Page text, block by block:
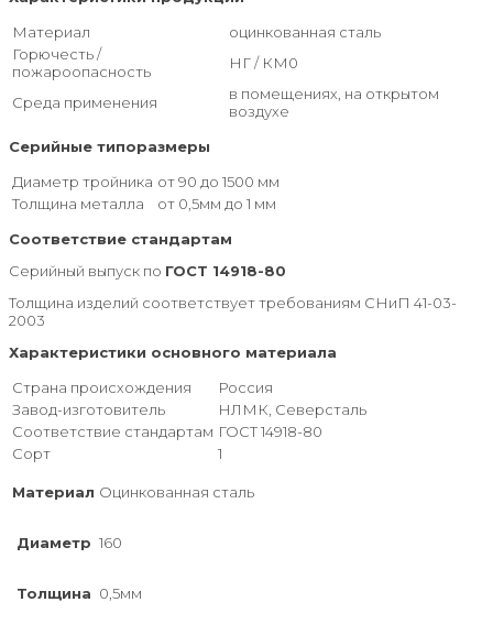
Материал
оцинкованная сталь
Горючесть /
пожароопасность
НГ / КМ0
Среда применения
в помещениях, на открытом
воздухе
Серийные типоразмеры
Диаметр тройника от 90 до 1500 мм
Толщина металла
от 0,5мм до 1 мм
Соответствие стандартам
Серийный выпуск по ГОСТ 14918-80
Толщина изделий соответствует требованиям СНиП 41-03-
2003
Характеристики основного материала
Страна происхождения
Россия
Завод-изготовитель
НЛМК, Северсталь
Соответствие стандартам ГОСТ 14918-80
Сорт
1
Материал Оцинкованная сталь
Диаметр 160
Толщина 0,5мм